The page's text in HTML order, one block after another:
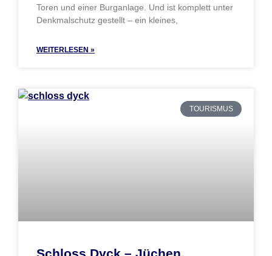
Toren und einer Burganlage. Und ist komplett unter
Denkmalschutz gestellt – ein kleines,
WEITERLESEN »
TOURISMUS